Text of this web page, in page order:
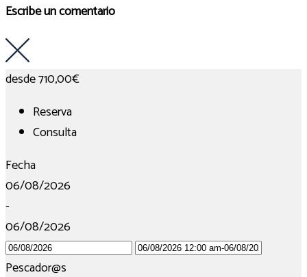
Escribe un comentario
desde710,00€
Reserva
Consulta
Fecha
06/08/2026
-
06/08/2026
Pescador@s